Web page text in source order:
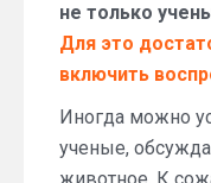
не только
Для это
включить
Иногда можно
ученые,